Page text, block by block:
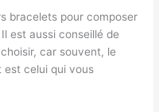
bracelets pour composer
est aussi conseillé de
car souvent, le
est celui qui vous